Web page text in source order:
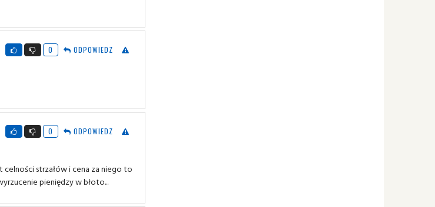
0 ODPOWIEDZ
0 ODPOWIEDZ
strzałów i cena za niego to
pieniędzy w błoto...